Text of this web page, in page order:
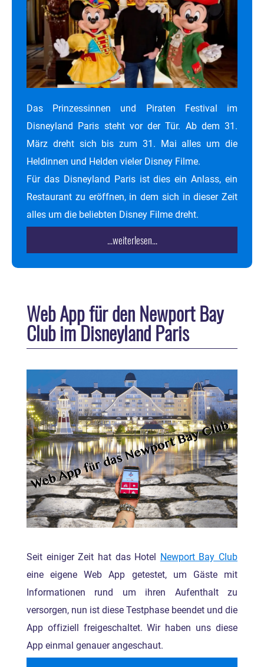
Das Prinzessinnen und Piraten Festival im
Disneyland Paris steht vor der Tür. Ab dem 31.
März dreht sich bis zum 31. Mai alles um die
Heldinnen und Helden vieler Disney Filme.
Für das Disneyland Paris ist dies ein Anlass, ein
Restaurant zu eröffnen, in dem sich in dieser Zeit
alles um die beliebten Disney Filme dreht.
...weiterlesen...
Web App für den Newport Bay
Club im Disneyland Paris
Seit einiger Zeit hat das Hotel
Newport Bay Club
eine eigene Web App getestet, um Gäste mit
Informationen rund um ihren Aufenthalt zu
versorgen, nun ist diese Testphase beendet und die
App offiziell freigeschaltet. Wir haben uns diese
App einmal genauer angeschaut.